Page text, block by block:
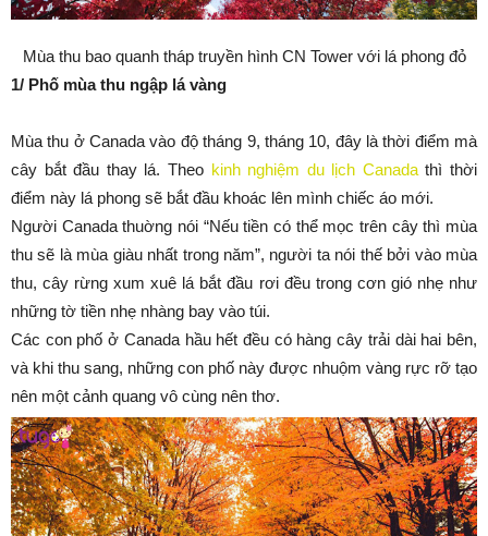
Mùa thu bao quanh tháp truyền hình CN Tower với lá phong đỏ
1/ Phố mùa thu ngập lá vàng
Mùa thu ở Canada vào độ tháng 9, tháng 10, đây là thời điểm mà
cây bắt đầu thay lá. Theo kinh nghiệm du lịch Canadathì thời
điểm này lá phong sẽ bắt đầu khoác lên mình chiếc áo mới.
Người Canada thuờng nói “Nếu tiền có thể mọc trên cây thì mùa
thu sẽ là mùa giàu nhất trong năm”, người ta nói thế bởi vào mùa
thu, cây rừng xum xuê lá bắt đầu rơi đều trong cơn gió nhẹ như
những tờ tiền nhẹ nhàng bay vào túi.
Các con phố ở Canada hầu hết đều có hàng cây trải dài hai bên,
và khi thu sang, những con phố này được nhuộm vàng rực rỡ tạo
nên một cảnh quang vô cùng nên thơ.